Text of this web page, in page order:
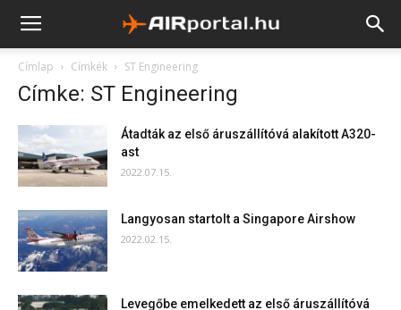
Címlap Címkék ST Engineering
Címke: ST Engineering
Átadták az első áruszállítóvá alakított A320-
ast
2022.07.15.
Langyosan startolt a Singapore Airshow
2022.02.15.
Levegőbe emelkedett az első áruszállítóvá